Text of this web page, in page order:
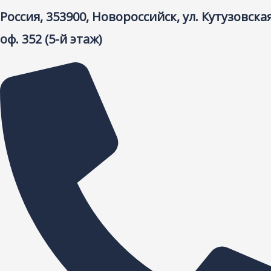
Россия, 353900, Новороссийск, ул.
оф. 352 (5-й этаж)